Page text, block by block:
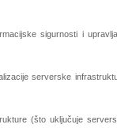
sigurnosti i
serverske
(što uključuje